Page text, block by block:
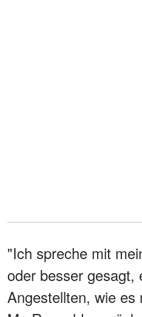
"Ich spreche mit
oder besser gesagt,
Angestellten, wie